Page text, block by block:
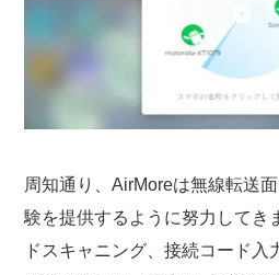
周知通り、AirMoreは無線転送
験を提供するように努力してき
ドスキャニング、接続コード入